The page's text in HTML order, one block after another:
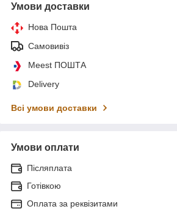
Умови доставки
Нова Пошта
Самовивіз
Meest ПОШТА
Delivery
Всі умови доставки
Умови оплати
Післяплата
Готівкою
Оплата за реквізитами